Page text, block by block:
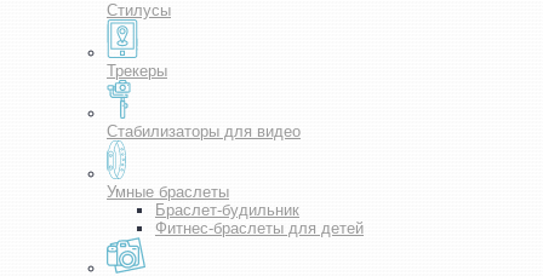
Стилусы
Трекеры
Стабилизаторы для видео
Умные браслеты
Браслет-будильник
Фитнес-браслеты для детей